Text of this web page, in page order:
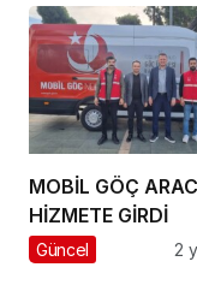
MOBİL GÖÇ
HİZMETE GİRDİ
Güncel 2